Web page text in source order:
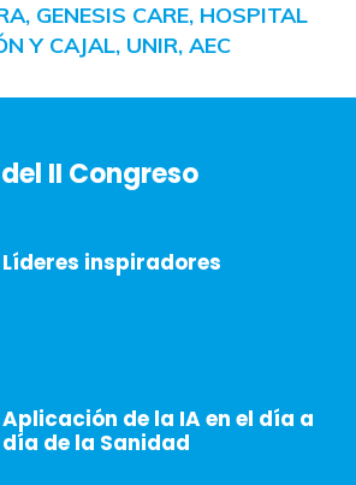
GENESIS CARE, HOSPITAL
Y CAJAL, UNIR, AEC
II Congreso
Líderes inspiradores
Aplicación de la IA en el día a
día de la Sanidad